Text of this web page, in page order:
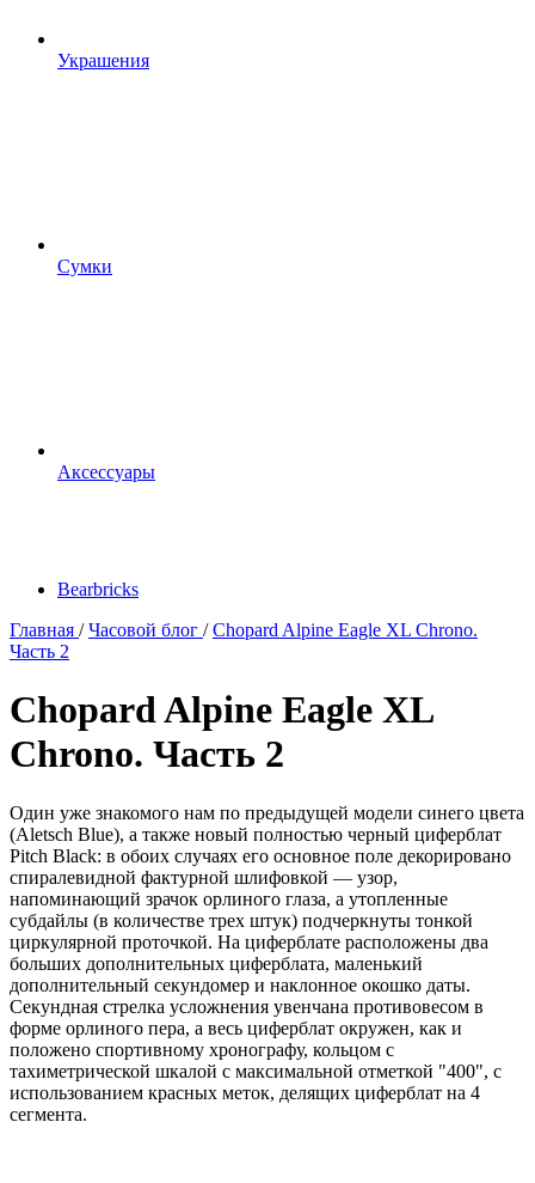
Украшения
Сумки
Аксессуары
Bearbricks
Главная /Часовой блог /Chopard Alpine Eagle XL Chrono.
Часть 2
Chopard Alpine Eagle XL
Chrono. Часть 2
Один уже знакомого нам по предыдущей модели синего цвета
(Aletsch Blue), а также новый полностью черный циферблат
Pitch Black: в обоих случаях его основное поле декорировано
спиралевидной фактурной шлифовкой — узор,
напоминающий зрачок орлиного глаза, а утопленные
субдайлы (в количестве трех штук) подчеркнуты тонкой
циркулярной проточкой. На циферблате расположены два
больших дополнительных циферблата, маленький
дополнительный секундомер и наклонное окошко даты.
Секундная стрелка усложнения увенчана противовесом в
форме орлиного пера, а весь циферблат окружен, как и
положено спортивному хронографу, кольцом с
тахиметрической шкалой с максимальной отметкой "400", с
использованием красных меток, делящих циферблат на 4
сегмента.